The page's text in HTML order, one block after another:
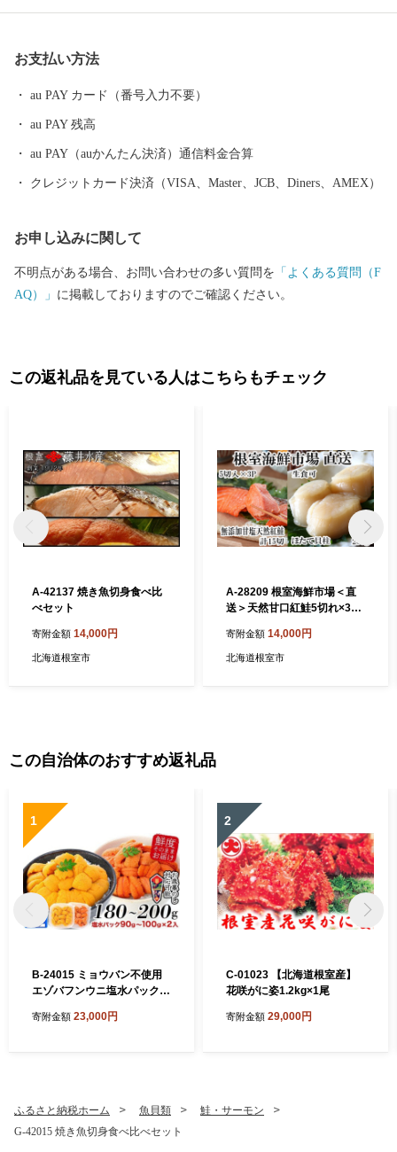
返還要求運動原点の地」として、これまで長きに渡り北方四島の
早期返還を願い、市民一丸となって世論の先頭に立ち、運動を展
ない課題が非常に山積しています。 すこしづつまちの活性化を目
指し歩みを進めてまいりますので、今後の根室市にご注目くださ
お支払い方法
au PAY カード（番号入力不要）
au PAY 残高
au PAY（auかんたん決済）通信料金合算
クレジットカード決済（VISA、Master、JCB、Diners、AMEX）
お申し込みに関して
不明点がある場合、お問い合わせの多い質問を 「よくある質問（F
AQ）」 に掲載しておりますのでご確認ください。
この返礼品を見ている人はこちらもチェック
A-42137 焼き魚切身食べ比
べセット
寄附金額 14,000円
北海道根室市
A-28209 根室海鮮市場＜直
送＞天然甘口紅鮭5切れ×3
寄附金額 14,000円
北海道根室市
この自治体のおすすめ返礼品
1
B-24015 ミョウバン不使用
エゾバフンウニ塩水パック9
発送]
寄附金額 23,000円
2
C-01023 【北海道根室産】
花咲がに姿1.2kg×1尾
寄附金額 29,000円
ふるさと納税ホーム 魚貝類
鮭・サーモン
G-42015 焼き魚切身食べ比べセット